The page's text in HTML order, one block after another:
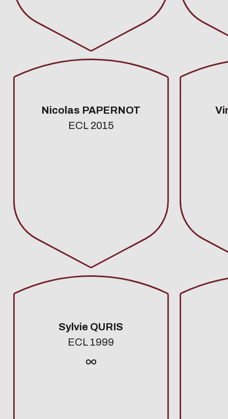
Nicolas PAPERNOT
ECL 2015
Sylvie QURIS
ECL 1999